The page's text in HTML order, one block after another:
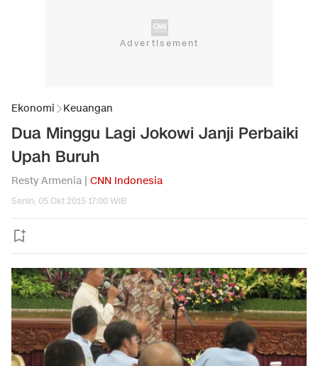
Ekonomi Keuangan
Dua Minggu Lagi Jokowi Janji Perbaiki
Upah Buruh
Resty Armenia | CNN Indonesia
Senin, 05 Okt 2015 17:00 WIB